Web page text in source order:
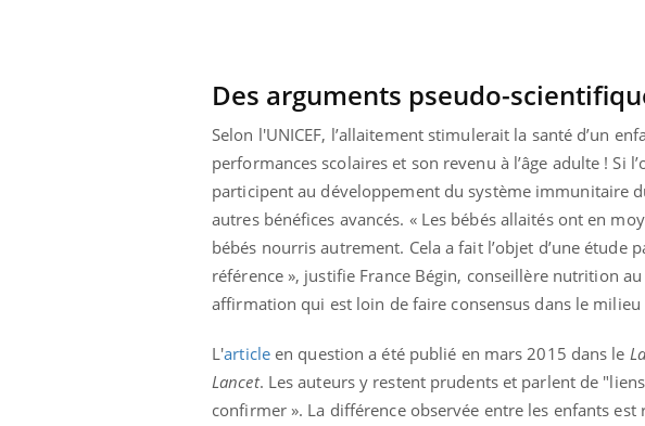
Des arguments pseudo-
Selon l'UNICEF, l’allaitement stimulerait la santé d’un
performances scolaires et son revenu à l’âge adulte ! Si
participent au développement du système immunitaire
autres bénéfices avancés. « Les bébés allaités ont en
bébés nourris autrement. Cela a fait l’objet d’une étude
référence », justifie France Bégin, conseillère nutrition au
affirmation qui est loin de faire consensus dans le milieu
L'articleen question a été publié en mars 2015 dans le
Lancet. Les auteurs y restent prudents et parlent de
confirmer ». La différence observée entre les enfants